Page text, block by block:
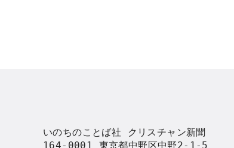
いのちのことば社 クリスチャン新聞
164-0001 東京都中野区中野2-1-5